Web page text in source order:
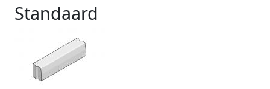
Standaard